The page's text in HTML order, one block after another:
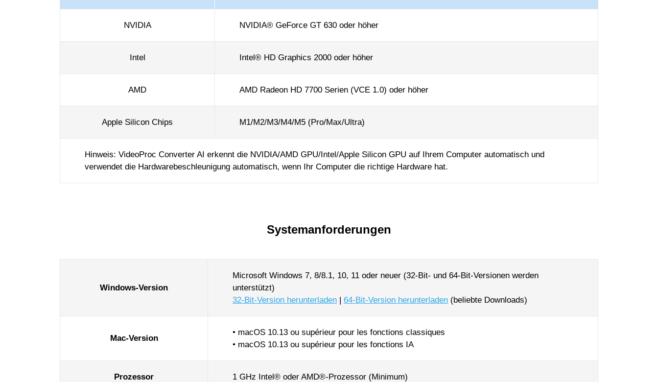
NVIDIA NVIDIA® GeForce GT 630 oder höher
Intel Intel® HD Graphics 2000 oder höher
AMD AMD Radeon HD 7700 Serien (VCE 1.0) oder höher
Apple Silicon Chips M1/M2/M3/M4/M5 (Pro/Max/Ultra)
Hinweis: VideoProc Converter AI erkennt die NVIDIA/AMD GPU/Intel/Apple Silicon GPU auf Ihrem Computer automatisch und
verwendet die Hardwarebeschleunigung automatisch, wenn Ihr Computer die richtige Hardware hat.
Systemanforderungen
Windows-Version
Microsoft Windows 7, 8/8.1, 10, 11 oder neuer (32-Bit- und 64-Bit-Versionen werden
unterstützt)
32-Bit-Version herunterladen | 64-Bit-Version herunterladen (beliebte Downloads)
Mac-Version
• macOS 10.13 ou supérieur pour les fonctions classiques
• macOS 10.13 ou supérieur pour les fonctions IA
Prozessor 1 GHz Intel® oder AMD®-Prozessor (Minimum)